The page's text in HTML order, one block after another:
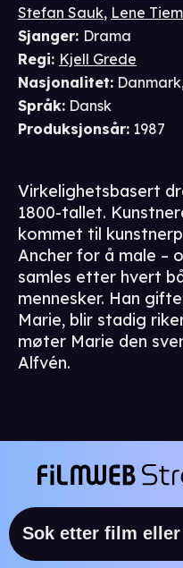
Stefan Sauk, Lene
Sjanger: Drama
Regi: Kjell Grede
Nasjonalitet:
Språk: Dansk
Produksjonsår: 1987
Virkelighetsbasert
1800-tallet.
kommet til
Ancher for å male –
samles etter hvert
mennesker. Han
Marie, blir stadig
møter Marie den
Alfvén.